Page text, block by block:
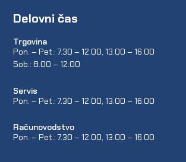
Delovni čas
Trgovina
Pon. – Pet.: 7.30 – 12.00, 13.00 – 16.00
Sob.: 8.00 – 12.00
Servis
Pon. – Pet.: 7.30 – 12.00, 13.00 – 16.00
Računovodstvo
Pon. – Pet.: 7.30 – 12.00, 13.00 – 16.00